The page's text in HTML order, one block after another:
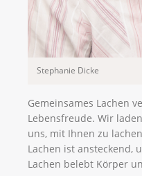
Stephanie Dicke
Gemeinsames Lachen
Lebensfreude. Wir
uns, mit Ihnen zu
Lachen ist ansteckend,
Lachen belebt Körper